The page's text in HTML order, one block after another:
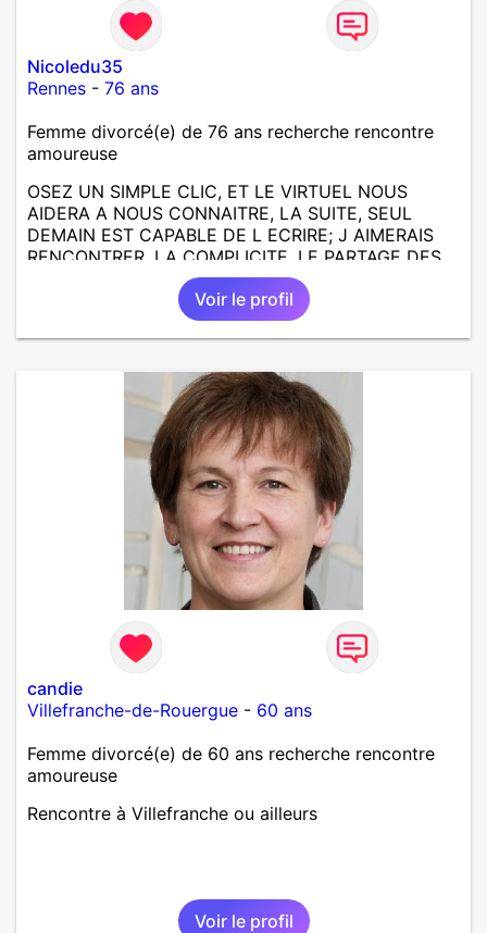
Nicoledu35
Rennes - 76 ans
Femme divorcé(e) de 76 ans recherche rencontre
amoureuse
OSEZ UN SIMPLE CLIC, ET LE VIRTUEL NOUS
AIDERA A NOUS CONNAITRE, LA SUITE, SEUL
DEMAIN EST CAPABLE DE L ECRIRE; J AIMERAIS
RENCONTRER, LA COMPLICITE, LE PARTAGE DES
BELLES CHOSES DE LA VIE : BALADES, VOYAGES
EN FRANCE OU AILLEURS. ETRE A L ECOUTE DE L
AUTRE, ET LA VIE SERA PLUS BELLE
ENCORE.....................
Voir le profil
candie
Villefranche-de-Rouergue - 60 ans
Femme divorcé(e) de 60 ans recherche rencontre
amoureuse
Rencontre à Villefranche ou ailleurs
Voir le profil